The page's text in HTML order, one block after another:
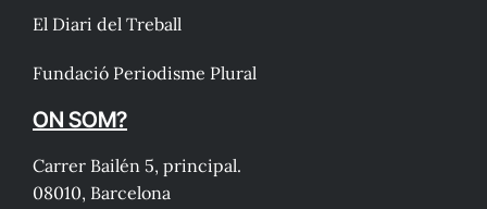
El Diari del Treball
Fundació Periodisme Plural
ON SOM?
Carrer Bailén 5, principal.
08010, Barcelona